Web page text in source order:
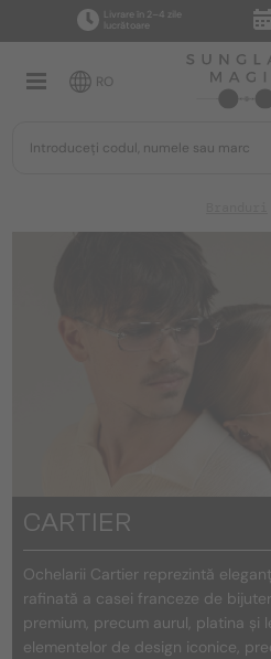
Livrare în 2–4 zile
lucrătoare
RO
CARTIER
Ochelarii Cartier reprezintă
rafinată a casei franceze de
premium, precum aurul, platina și
elementelor de design iconice,